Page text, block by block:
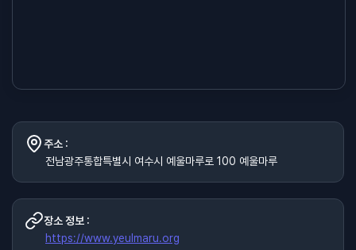
주소 :
전남광주통합특별시 여수시 예울마루로 100 예울마루
장소 정보 :
https://www.yeulmaru.org